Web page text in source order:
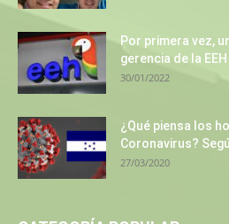
Por primera vez,
gerencia de la EEH
30/01/2022
¿Qué piensa los
Coronavirus?
27/03/2020